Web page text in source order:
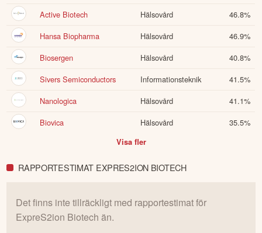
Active Biotech
Hälsovård 46.8%
Hansa Biopharma
Hälsovård 46.9%
Biosergen
Hälsovård 40.8%
Sivers Semiconductors
Informationsteknik 41.5%
Nanologica
Hälsovård 41.1%
Biovica
Hälsovård 35.5%
Visa fler
RAPPORTESTIMAT EXPRES2ION BIOTECH
Det finns inte tillräckligt med rapportestimat för
ExpreS2ion Biotech än.